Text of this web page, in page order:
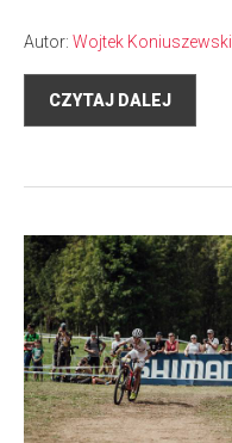
Autor: Wojtek Koniuszewski
CZYTAJ DALEJ